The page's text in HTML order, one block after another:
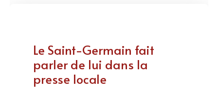
Le Saint-Germain fait
parler de lui dans la
presse locale